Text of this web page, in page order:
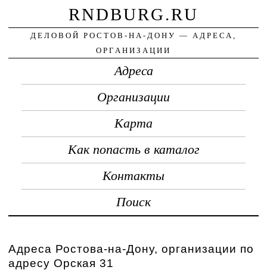
RNDBURG.RU
ДЕЛОВОЙ РОСТОВ-НА-ДОНУ — АДРЕСА,
ОРГАНИЗАЦИИ
Адреса
Организации
Карта
Как попасть в каталог
Контакты
Поиск
Адреса Ростова-на-Дону, организации по
адресу Орская 31